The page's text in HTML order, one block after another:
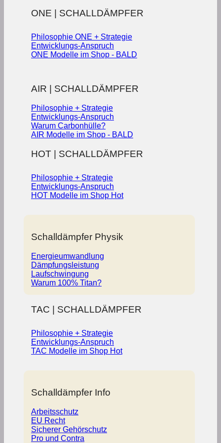
ONE | SCHALLDÄMPFER
Philosophie ONE + Strategie
Entwicklungs-Anspruch
ONE Modelle im Shop - BALD
AIR | SCHALLDÄMPFER
Philosophie + Strategie
Entwicklungs-Anspruch
Warum Carbonhülle?
AIR Modelle im Shop - BALD
HOT | SCHALLDÄMPFER
Philosophie + Strategie
Entwicklungs-Anspruch
HOT Modelle im Shop
Schalldämpfer Physik
Energieumwandlung
Dämpfungsleistung
Laufschwingung
Warum 100% Titan?
TAC | SCHALLDÄMPFER
Philosophie + Strategie
Entwicklungs-Anspruch
TAC Modelle im Shop
Schalldämpfer Info
Arbeitsschutz
EU Recht
Sicherer Gehörschutz
Pro und Contra